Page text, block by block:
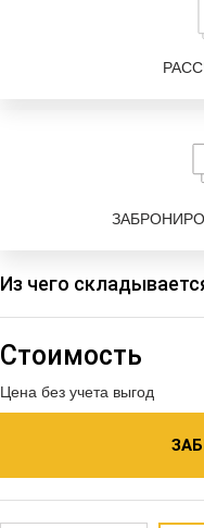
Из чего
Стоимость
Цена без учета выгод